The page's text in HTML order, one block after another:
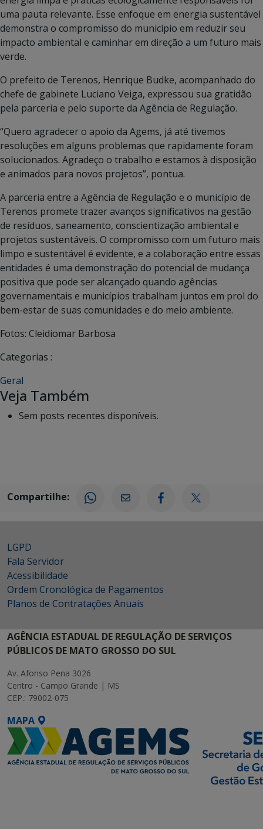
uma pauta relevante. Esse enfoque em energia sustentável
demonstra o compromisso do município em reduzir seu
impacto ambiental e caminhar em direção a um futuro mais
verde.
O prefeito de Terenos, Henrique Budke, acompanhado do
chefe de gabinete Luciano Veiga, expressou sua gratidão
pela parceria e pelo suporte da Agência de Regulação.
“Quero agradecer o apoio da Agems, já até tivemos
resoluções em alguns problemas que rapidamente foram
solucionados. Agradeço o trabalho e estamos à disposição
e animados para novos projetos”, pontua.
A parceria entre a Agência de Regulação e o município de
Terenos promete trazer avanços significativos na gestão
de resíduos, saneamento, conscientização ambiental e
projetos sustentáveis. O compromisso com um futuro mais
limpo e sustentável é evidente, e a colaboração entre essas
entidades é uma demonstração do potencial de mudança
positiva que pode ser alcançado quando agências
governamentais e municípios trabalham juntos em prol do
bem-estar de suas comunidades e do meio ambiente.
Fotos: Cleidiomar Barbosa
Categorias :
Geral
Veja Também
Sem posts recentes disponíveis.
Compartilhe:
LGPD
Fala Servidor
Acessibilidade
Ordem Cronológica de Pagamentos
Planos de Contratações Anuais
AGÊNCIA ESTADUAL DE REGULAÇÃO DE SERVIÇOS
PÚBLICOS DE MATO GROSSO DO SUL
Av. Afonso Pena 3026
Centro - Campo Grande | MS
CEP.: 79002-075
MAPA